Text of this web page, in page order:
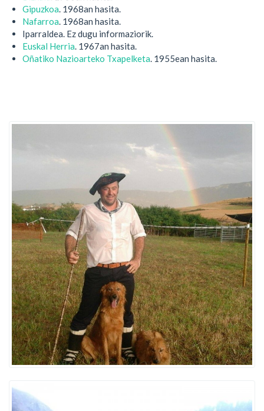
Gipuzkoa. 1968an hasita.
Nafarroa. 1968an hasita.
Iparraldea. Ez dugu informaziorik.
Euskal Herria. 1967an hasita.
Oñatiko Nazioarteko Txapelketa. 1955ean hasita.